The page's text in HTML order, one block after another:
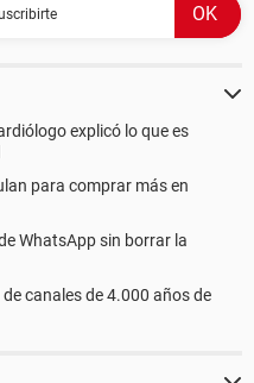
explicó lo que es
para comprar más en
WhatsApp sin borrar la
canales de 4.000 años de